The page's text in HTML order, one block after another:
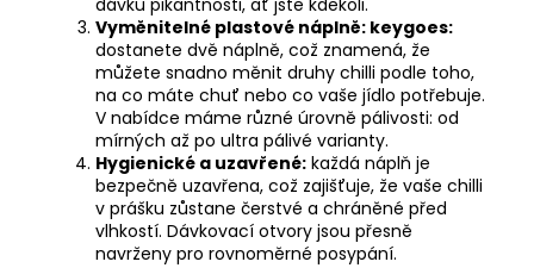
dávku pikantnosti, ať jste kdekoli.
Vyměnitelné plastové náplně: keygoes:
dostanete dvě náplně, což znamená, že
můžete snadno měnit druhy chilli podle toho,
na co máte chuť nebo co vaše jídlo potřebuje.
V nabídce máme různé úrovně pálivosti: od
mírných až po ultra pálivé varianty.
Hygienické a uzavřené: každá náplň je
bezpečně uzavřena, což zajišťuje, že vaše chilli
v prášku zůstane čerstvé a chráněné před
vlhkostí. Dávkovací otvory jsou přesně
navrženy pro rovnoměrné posypání.